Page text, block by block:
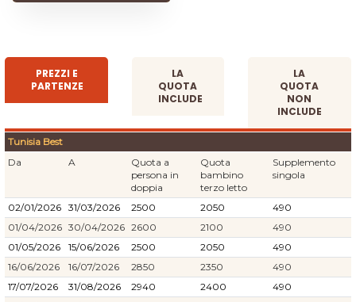
PREZZI E
PARTENZE
LA
QUOTA
INCLUDE
LA
QUOTA
NON
INCLUDE
Tunisia Best
Da
A
Quota a
persona in
doppia
Quota
bambino
terzo letto
Supplemento
singola
02/01/2026 31/03/2026 2500 2050
490
01/04/2026 30/04/2026 2600 2100
490
01/05/2026
15/06/2026 2500 2050
490
16/06/2026
16/07/2026 2850 2350
490
17/07/2026
31/08/2026 2940 2400
490